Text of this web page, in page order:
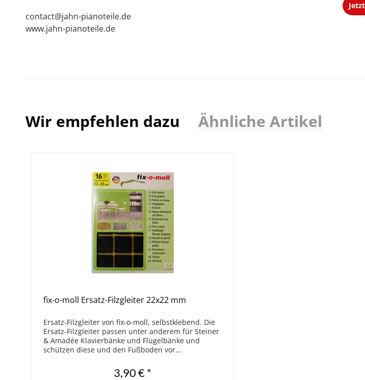
contact@jahn-pianoteile.de
www.jahn-pianoteile.de
Wir empfehlen dazu Ähnliche Artikel
fix-o-moll Ersatz-Filzgleiter 22x22 mm
Ersatz-Filzgleiter von fix-o-moll, selbstklebend. Die
Ersatz-Filzgleiter passen unter anderem für Steiner
& Amadée Klavierbänke und Flügelbänke und
schützen diese und den Fußboden vor...
3,90 € *